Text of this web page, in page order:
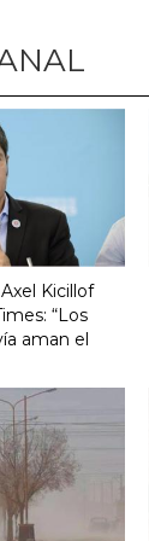
Kicillof
“Los
aman el